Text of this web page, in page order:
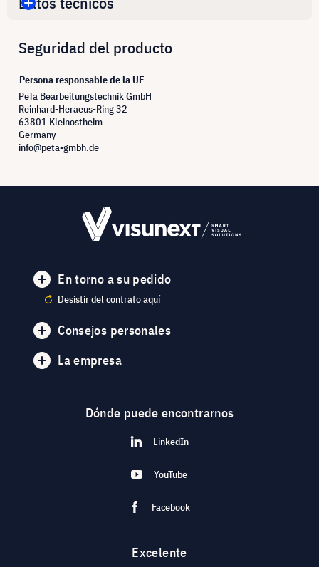
Seguridad del producto
Persona responsable de la UE
PeTa Bearbeitungstechnik GmbH
Reinhard-Heraeus-Ring 32
63801 Kleinostheim
Germany
info@peta-gmbh.de
En torno a su pedido
Desistir del contrato aquí
Consejos personales
La empresa
Dónde puede encontrarnos
LinkedIn
YouTube
Facebook
Excelente